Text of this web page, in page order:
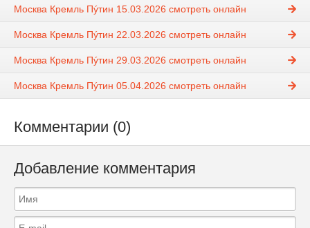
Москва Кремль Пýтин 15.03.2026 смотреть онлайн
Москва Кремль Пýтин 22.03.2026 смотреть онлайн
Москва Кремль Пýтин 29.03.2026 смотреть онлайн
Москва Кремль Пýтин 05.04.2026 смотреть онлайн
Комментарии (0)
Добавление комментария